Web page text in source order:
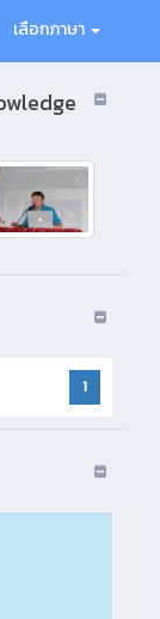
เลือกภาษา
1